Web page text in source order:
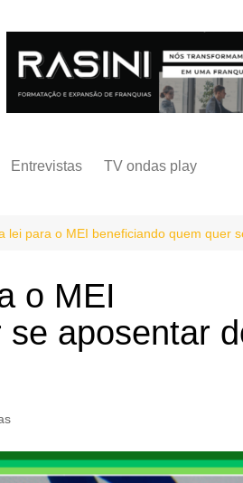
Entrevistas TV ondas play
lei para o MEI beneficiando quem quer
o MEI
se aposentar